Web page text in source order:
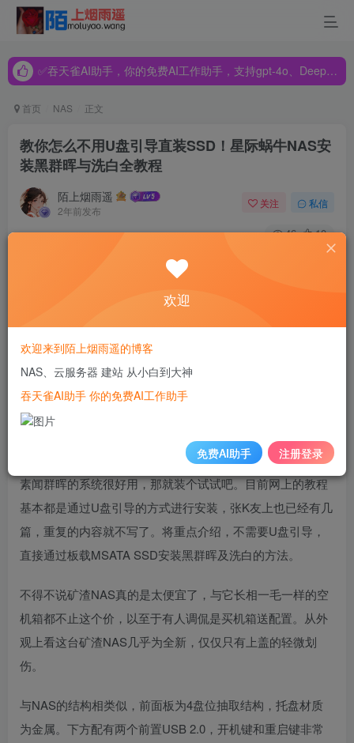
✅吞天雀AI助手，你的免费AI工作助手，支持gpt-4o、DeepSeek、Claude🔥🔥🔥🔥
✅吞天雀AI助手，你的免费AI工作助手，支持gpt-4o、DeepSeek、Claude🔥🔥🔥🔥
首页 NAS 正文
教你怎么不用U盘引导直装SSD！星际蜗牛NAS安
装黑群晖与洗白全教程
陌上烟雨遥
2年前发布
关注 私信
46 10
教你怎么不用U盘引导直装SSD！星际蜗牛
NAS安装黑群晖与洗白全教程
前有400元的GTX1060 5GB，后有300元的4盘位NAS，这不
本人出于好奇也入了一台矿渣NAS。但回过头来理性想想也
挺不靠谱的，NAS本来就是用于增强数据安全的产品，如今
反而在这贪小便宜，早晚有一天会吃大亏。PS：为了避免广
把玩一下还是可以的。尤其一直用惯了QNAP NAS的本人，
素闻群晖的系统很好用，那就装个试试吧。目前网上的教程
基本都是通过U盘引导的方式进行安装，张K友上也已经有几
篇，重复的内容就不写了。将重点介绍，不需要U盘引导，
直接通过板载MSATA SSD安装黑群晖及洗白的方法。
不得不说矿渣NAS真的是太便宜了，与它长相一毛一样的空
机箱都不止这个价，以至于有人调侃是买机箱送配置。从外
观上看这台矿渣NAS几乎为全新，仅仅只有上盖的轻微划
伤。
与NAS的结构相类似，前面板为4盘位抽取结构，托盘材质
为金属。下方配有两个前置USB 2.0，开机键和重启键非常
欢迎
欢迎来到陌上烟雨遥的博客
NAS、云服务器 建站 从小白到大神
吞天雀AI助手 你的免费AI工作助手
免费AI助手 注册登录